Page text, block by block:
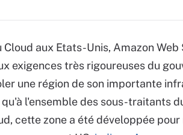
aux Etats-Unis, Amazon Web
exigences très rigoureuses du
une région de son importante
l'ensemble des sous-traitants
cette zone a été développée